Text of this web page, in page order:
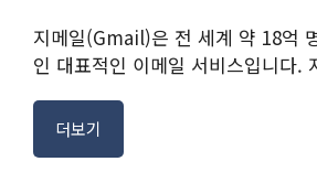
지메일(Gmail)은 전 세계 약 18억
인 대표적인 이메일 서비스입니다.
더보기